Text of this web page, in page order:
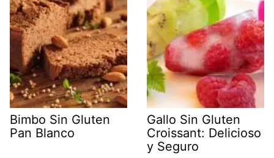
Bimbo Sin Gluten
Pan Blanco
Gallo Sin Gluten
Croissant: Delicioso
y Seguro